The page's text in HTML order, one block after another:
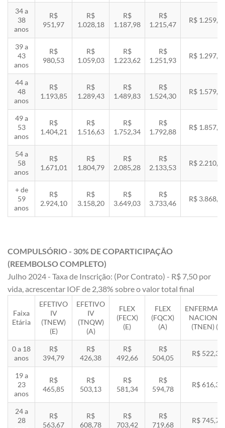
34 a
38
anos
R$
951,97
R$
1.028,18
R$
1.187,98
R$
1.215,47
R$
39 a
43
anos
R$
980,53
R$
1.059,03
R$
1.223,62
R$
1.251,93
R$
44 a
48
anos
R$
1.193,85
R$
1.289,43
R$
1.489,83
R$
1.524,30
R$
49 a
53
anos
R$
1.404,21
R$
1.516,63
R$
1.752,34
R$
1.792,88
R$
54 a
58
anos
R$
1.671,01
R$
1.804,79
R$
2.085,28
R$
2.133,53
R$
+ de
59
anos
R$
2.924,10
R$
3.158,20
R$
3.649,03
R$
3.733,46
R$
COMPULSÓRIO - 30% DE COPARTICIPAÇÃO
(REEMBOLSO COMPLETO)
Julho 2024 - Taxa de Inscrição: (Por Contrato) - R$ 7,50 por
vida, acrescentar IOF de 2,38% sobre o valor total final
Faixa
Etária
EFETIVO
IV
(TNEW)
(E)
EFETIVO
IV
(TNQW)
(A)
FLEX
(FECX)
(E)
FLEX
(FQCX)
(A)
(TNEN) (E)
0 a 18
anos
R$
394,79
R$
426,38
R$
492,66
R$
504,05
R$ 522,33
19 a
23
anos
R$
465,85
R$
503,13
R$
581,34
R$
594,78
R$ 616,35
24 a
28
R$
563,67
R$
608,78
R$
703,42
R$
719,68
R$ 745,78